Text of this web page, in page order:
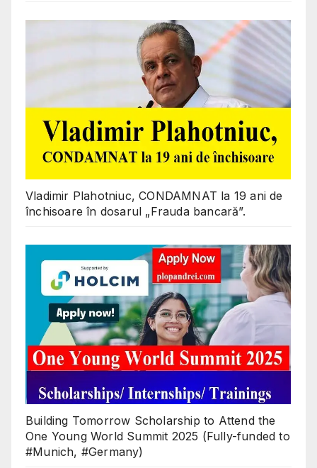
Vladimir Plahotniuc, CONDAMNAT la 19 ani de
închisoare în dosarul „Frauda bancară”.
Building Tomorrow Scholarship to Attend the
One Young World Summit 2025 (Fully-funded to
#Munich, #Germany)